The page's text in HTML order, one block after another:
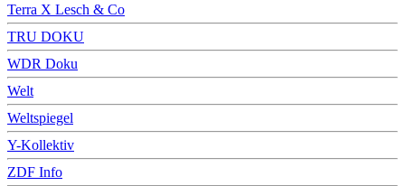
Terra X Lesch & Co
TRU DOKU
WDR Doku
Welt
Weltspiegel
Y-Kollektiv
ZDF Info